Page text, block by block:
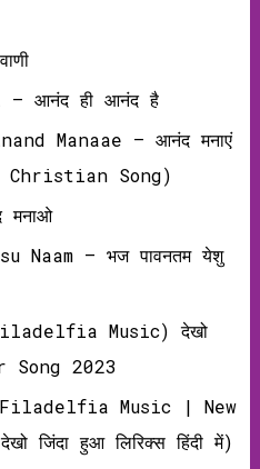
– आनंद ही आनंद है
Manaae – आनंद मनाएं
Christian Song)
मनाओ
Naam – भज पावनतम येशु
Music) देखो
Song 2023
Music | New
जिंदा हुआ लिरिक्‍स हिंदी में)